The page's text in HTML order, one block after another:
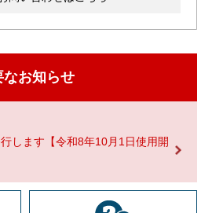
なお知らせ
します【令和8年10月1日使用開